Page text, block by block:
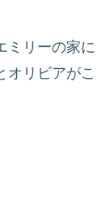
ミリーの家に
オリビアがこ